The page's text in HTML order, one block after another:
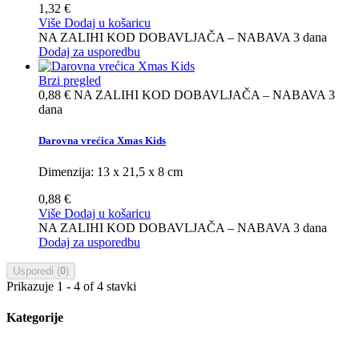
1,32 €
Više Dodaj u košaricu
NA ZALIHI KOD DOBAVLJAČA – NABAVA 3 dana
Dodaj za usporedbu
Brzi pregled
0,88 € NA ZALIHI KOD DOBAVLJAČA – NABAVA 3
dana
Darovna vrećica Xmas Kids
Dimenzija: 13 x 21,5 x 8 cm
0,88 €
Više Dodaj u košaricu
NA ZALIHI KOD DOBAVLJAČA – NABAVA 3 dana
Dodaj za usporedbu
Usporedi (0)
Prikazuje 1 - 4 of 4 stavki
Kategorije